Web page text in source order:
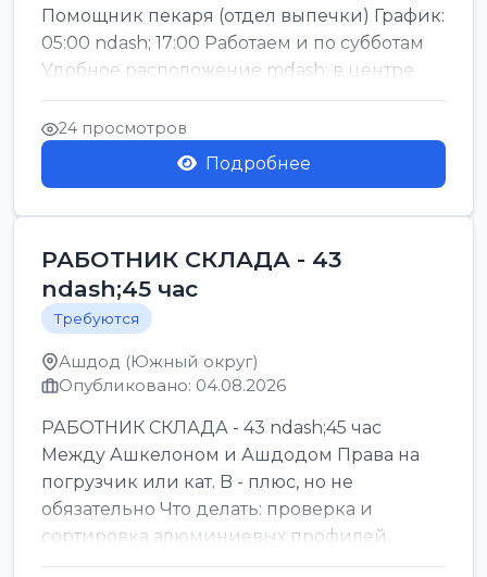
Помощник пекаря (отдел выпечки) График:
05:00 ndash; 17:00 Работаем и по субботам
Удобное расположение mdash; в центре
го...
24 просмотров
Подробнее
РАБОТНИК СКЛАДА - 43
ndash;45 час
Требуются
Ашдод (Южный округ)
Опубликовано: 04.08.2026
РАБОТНИК СКЛАДА - 43 ndash;45 час
Между Ашкелоном и Ашдодом Права на
погрузчик или кат. B - плюс, но не
обязательно Что делать: проверка и
сортировка алюминиевых профилей
График: 5 дн, с 7:00 до 17:00...